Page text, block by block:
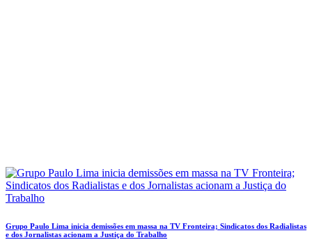
Grupo Paulo Lima inicia demissões em massa na TV Fronteira; Sindicatos dos Radialistas
e dos Jornalistas acionam a Justiça do Trabalho